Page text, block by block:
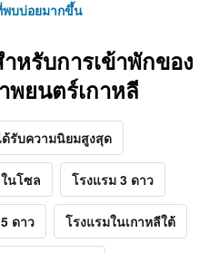
พบบ่อยมากขึ้น
หรับการเข้าพักของ
ยนตร์เกาหลี
ด้รับความนิยมสูงสุด
นโซล โรงแรม 3 ดาว
ดาว โรงแรมในเกาหลีใต้